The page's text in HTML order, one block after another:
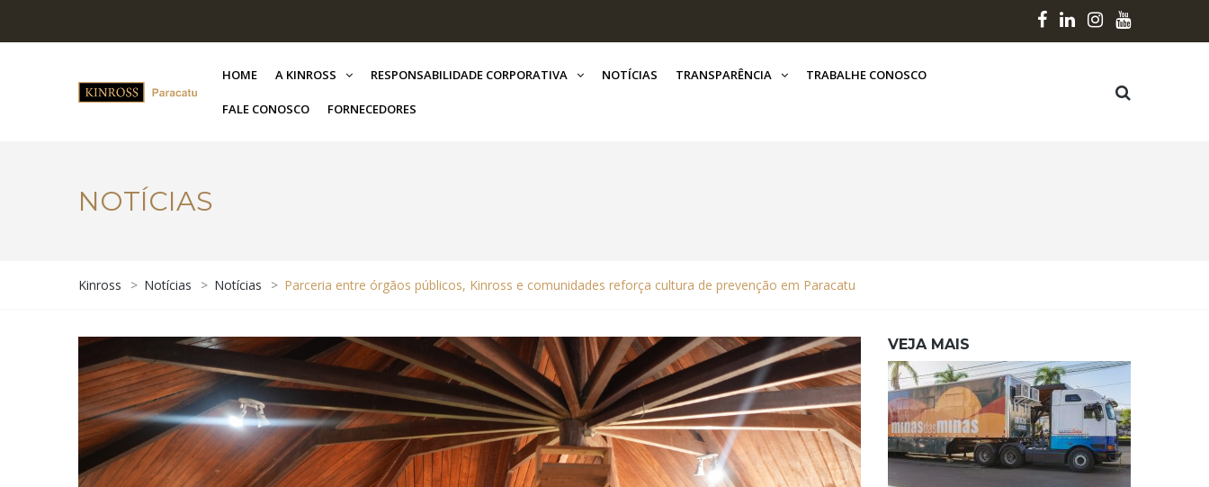
HOME A KINROSS RESPONSABILIDADE CORPORATIVA NOTÍCIAS TRANSPARÊNCIA TRABALHE CONOSCO
FALE CONOSCO FORNECEDORES
NOTÍCIAS
Kinross > Notícias > Notícias > Parceria entre órgãos públicos, Kinross e comunidades reforça cultura de prevenção em Paracatu
VEJA MAIS